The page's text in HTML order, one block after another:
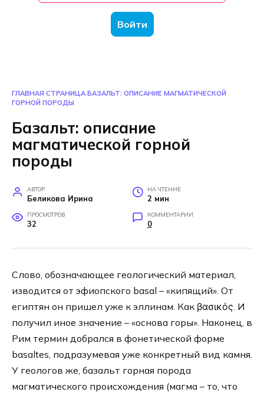
Войти
ГЛАВНАЯ СТРАНИЦА БАЗАЛЬТ: ОПИСАНИЕ МАГМАТИЧЕСКОЙ
ГОРНОЙ ПОРОДЫ
Базальт: описание
магматической горной
породы
АВТОР
Беликова Ирина
НА ЧТЕНИЕ
2 мин
ПРОСМОТРОВ
32
КОММЕНТАРИИ
0
Слово, обозначающее геологический материал,
изводится от эфиопского basal – «кипящий». От
египтян он пришел уже к эллинам. Как βασικός. И
получил иное значение – «основа горы». Наконец, в
Рим термин добрался в фонетической форме
basaltes, подразумевая уже конкретный вид камня.
У геологов же, базальт горная порода
магматического происхождения (магма – то, что